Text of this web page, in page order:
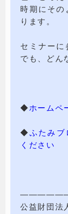
時期にその
ります。
セミナーに
でも、どん
◆ホームペ
◆ふたみブ
ください
公益財団法